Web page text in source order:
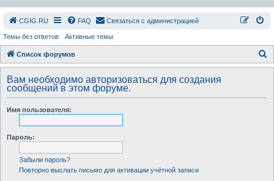
СGIG.RU FAQ Связаться с администрацией
Темы без ответов Активные темы
Список форумов
о
Вам необходимо авторизоваться для создания
сообщений в этом форуме.
Имя пользователя:
Пароль:
Забыли пароль?
Повторно выслать письмо для активации учётной записи